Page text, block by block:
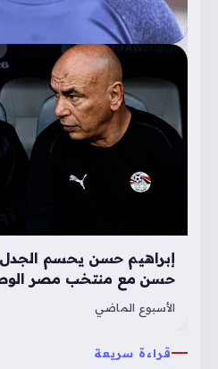
إبراهيم حسن يحسم
حسن مع منتخب مصر
الأسبوع الماضي
قراءة سريعة